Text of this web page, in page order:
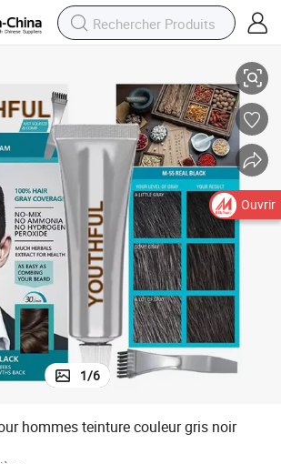
1/6
hommes teinture couleur gris noir
Ouvrir